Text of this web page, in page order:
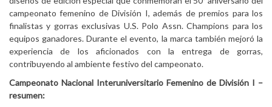
campeonato femenino de División I, además de premios para los
finalistas y gorras exclusivas U.S. Polo Assn. Champions para los
equipos ganadores. Durante el evento, la marca también mejoró la
experiencia de los aficionados con la entrega de gorras,
contribuyendo al ambiente festivo del campeonato.
Campeonato Nacional Interuniversitario Femenino de División I –
resumen: